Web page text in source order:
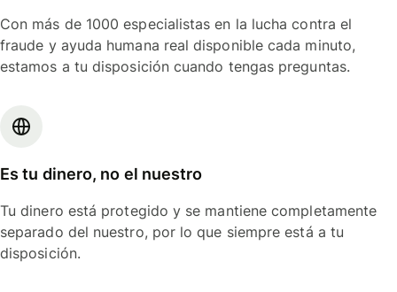
Con más de 1000 especialistas en la lucha contra el
fraude y ayuda humana real disponible cada minuto,
estamos a tu disposición cuando tengas preguntas.
Es tu dinero, no el nuestro
Tu dinero está protegido y se mantiene completamente
separado del nuestro, por lo que siempre está a tu
disposición.